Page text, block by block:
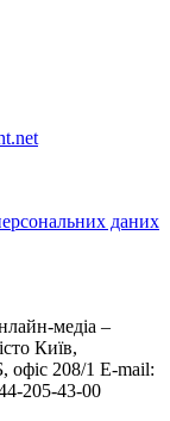
даних
медіа –
Київ,
208/1 E-mail:
205-43-00